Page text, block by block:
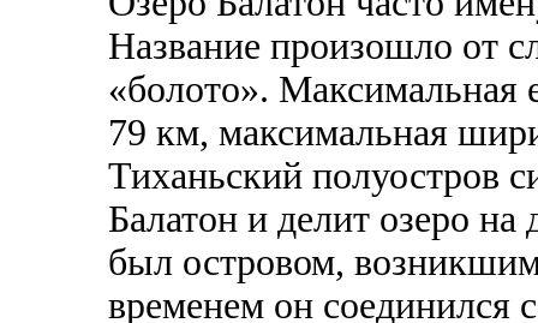
Название произошло от
«болото». Максимальная
79 км, максимальная
Тиханьский полуостров
Балатон и делит озеро
был островом,
временем он соединился